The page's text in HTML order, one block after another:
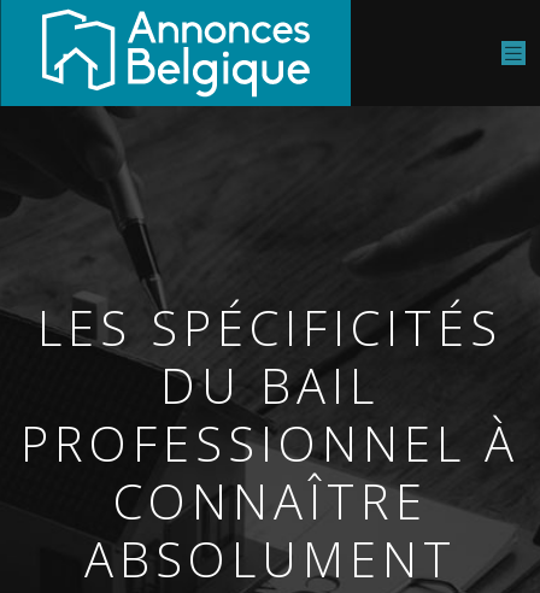
LES SPÉCIFICITÉS
DU BAIL
PROFESSIONNEL À
CONNAÎTRE
ABSOLUMENT